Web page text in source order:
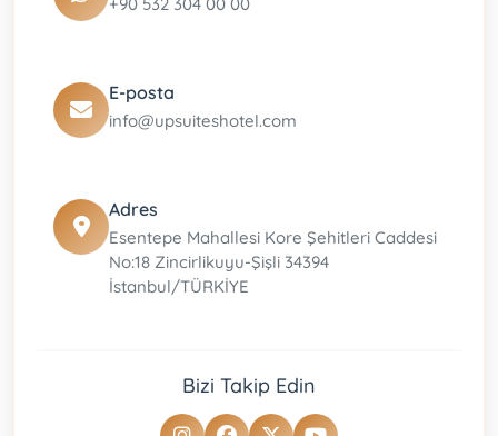
E-posta
info@upsuiteshotel.com
Adres
Esentepe Mahallesi Kore Şehitleri Caddesi
No:18 Zincirlikuyu-Şişli 34394
İstanbul/TÜRKİYE
Bizi Takip Edin